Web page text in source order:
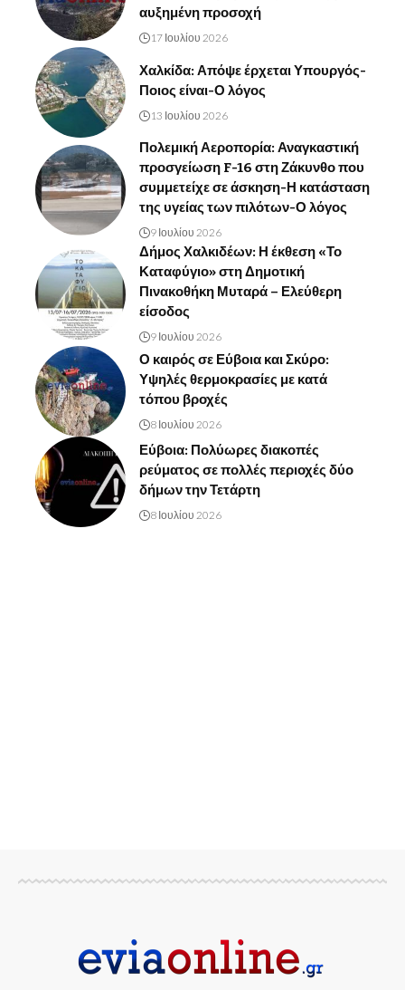
αυξημένη προσοχή
17 Ιουλίου 2026
Χαλκίδα: Απόψε έρχεται Υπουργός-
Ποιος είναι-Ο λόγος
13 Ιουλίου 2026
Πολεμική Αεροπορία: Αναγκαστική
προσγείωση F-16 στη Ζάκυνθο που
συμμετείχε σε άσκηση-Η κατάσταση
της υγείας των πιλότων-Ο λόγος
9 Ιουλίου 2026
Δήμος Χαλκιδέων: Η έκθεση «Το
Καταφύγιο» στη Δημοτική
Πινακοθήκη Μυταρά – Ελεύθερη
είσοδος
9 Ιουλίου 2026
Ο καιρός σε Εύβοια και Σκύρο:
Υψηλές θερμοκρασίες με κατά
τόπου βροχές
8 Ιουλίου 2026
Εύβοια: Πολύωρες διακοπές
ρεύματος σε πολλές περιοχές δύο
δήμων την Τετάρτη
8 Ιουλίου 2026